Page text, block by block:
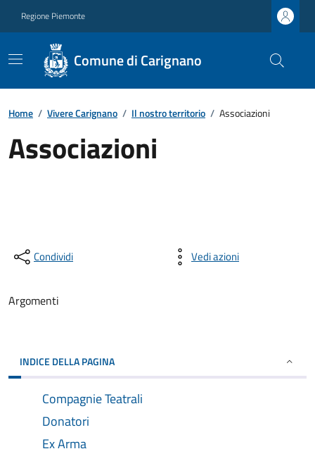
Regione Piemonte
Comune di Carignano
Home / Vivere Carignano / Il nostro territorio / Associazioni
Associazioni
Condividi Vedi azioni
Argomenti
INDICE DELLA PAGINA
Compagnie Teatrali
Donatori
Ex Arma